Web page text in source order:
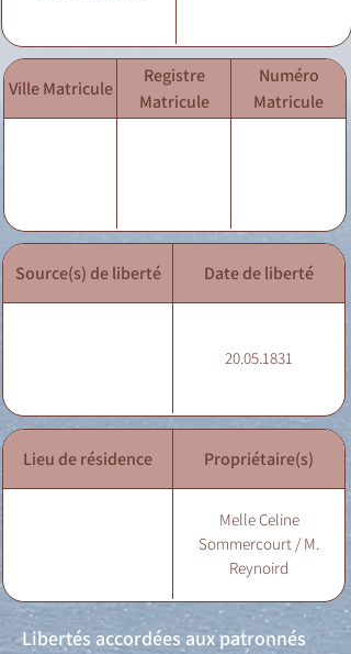
Ville Matricule
Registre
Matricule
Numéro
Matricule
Source(s) de liberté Date de liberté
20.05.1831
Lieu de résidence Propriétaire(s)
Melle Celine
Sommercourt / M.
Reynoird
Libertés accordées aux patronnés